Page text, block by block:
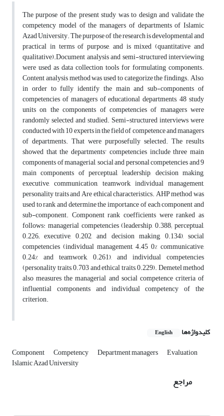
The purpose of the present study was to design and validate the
competency model of the managers of departments of Islamic
Azad University. The purpose of the research is developmental and
practical in terms of purpose, and is mixed (quantitative and
qualitative).Document analysis and semi-structured interviewing
were used as data collection tools for formulating components.
Content analysis method was used to categorize the findings. Also,
in order to fully identify the main and sub-components of
competencies of managers of educational departments, 48 study
units on the components of competencies of managers were
randomly selected and studied. Semi-structured interviews were
conducted with 10 experts in the field of competence and managers
of departments. That were purposefully selected. The results
showed that the departments' competencies include three main
components of managerial, social and personal competencies and 9
main components of perceptual, leadership, decision making,
executive, communication, teamwork, individual management,
personality traits and Are ethical characteristics. AHP method was
used to rank and determine the importance of each component and
sub-component. Component rank coefficients were ranked as
follows: managerial competencies (leadership, 0.388; perceptual,
0.226; executive, 0.202, and decision making, 0.134), social
competencies (individual management, 4.45 0% communicative,
0.24% and teamwork, 0.261), and individual competencies
(personality traits, 0.703 and ethical traits, 0.229). Demetel method
also measures the managerial and social competence criteria of
influential components and individual competency of the
criterion.
کلیدواژه‌ها English
Component Competency Department managers Evaluation
Islamic Azad University
مراجع